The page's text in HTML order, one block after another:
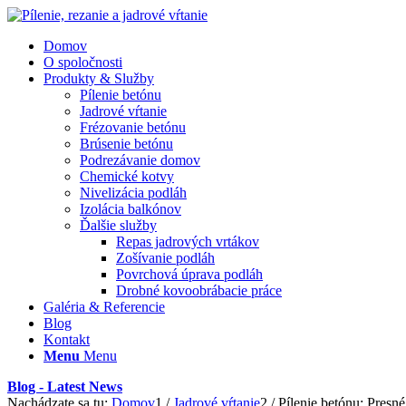
Domov
O spoločnosti
Produkty & Služby
Pílenie betónu
Jadrové vŕtanie
Frézovanie betónu
Brúsenie betónu
Podrezávanie domov
Chemické kotvy
Nivelizácia podláh
Izolácia balkónov
Ďalšie služby
Repas jadrových vrtákov
Zošívanie podláh
Povrchová úprava podláh
Drobné kovoobrábacie práce
Galéria & Referencie
Blog
Kontakt
Menu Menu
Blog - Latest News
Nachádzate sa tu: Domov1 / Jadrové vŕtanie2 / Pílenie betónu: